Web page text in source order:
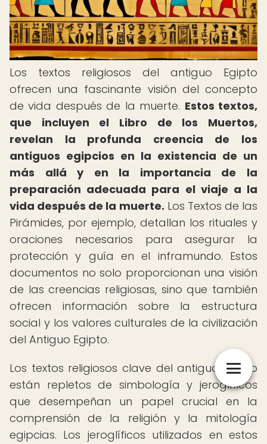
Los textos religiosos del antiguo Egipto
ofrecen una fascinante visión del concepto
de vida después de la muerte. Estos textos,
que incluyen el Libro de los Muertos,
revelan la profunda creencia de los
antiguos egipcios en la existencia de un
más allá y en la importancia de la
preparación adecuada para el viaje a la
vida después de la muerte. Los Textos de las
Pirámides, por ejemplo, detallan los rituales y
oraciones necesarios para asegurar la
protección y guía en el inframundo. Estos
documentos no solo proporcionan una visión
de las creencias religiosas, sino que también
ofrecen información sobre la estructura
social y los valores culturales de la civilización
del Antiguo Egipto.
Los textos religiosos clave del antiguo Egipto
están repletos de simbología y jeroglíficos
que desempeñan un papel crucial en la
comprensión de la religión y la mitología
egipcias. Los jeroglíficos utilizados en estos